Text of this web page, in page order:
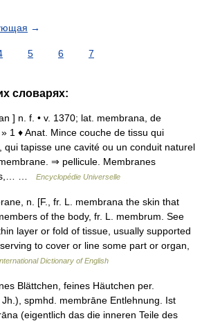
→
5 6 7
словарях:
] n. f. • v. 1370; lat. membrana, de
1 ♦ Anat. Mince couche de tissu qui
qui tapisse une cavité ou un conduit naturel
⇒ pellicule. Membranes
…
Encyclopédie Universelle
n. [F., fr. L. membrana the skin that
of the body, fr. L. membrum. See
layer or fold of tissue, usually supported
to cover or line some part or organ,
Dictionary of English
Blättchen, feines Häutchen per.
spmhd. membrāne Entlehnung. Ist
(eigentlich das die inneren Teile des